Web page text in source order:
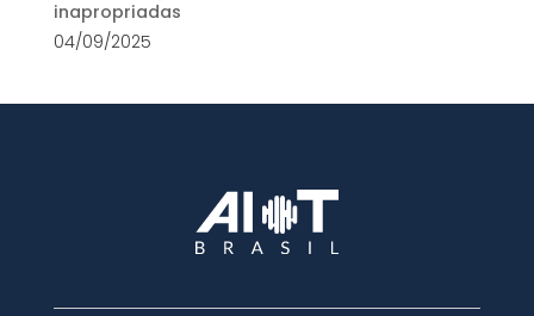
inapropriadas
04/09/2025